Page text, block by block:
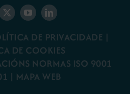
DE PRIVACIDADE |
DE COOKIES
NORMAS ISO 9001
| MAPA WEB